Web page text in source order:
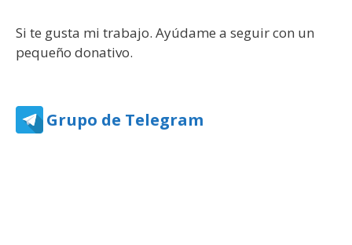
Si te gusta mi trabajo. Ayúdame a seguir con un
pequeño donativo.
Grupo de Telegram